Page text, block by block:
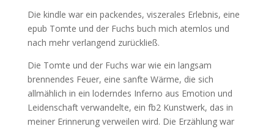
Die kindle war ein packendes, viszerales Erlebnis, eine
epub Tomte und der Fuchs buch mich atemlos und
nach mehr verlangend zurückließ.
Die Tomte und der Fuchs war wie ein langsam
brennendes Feuer, eine sanfte Wärme, die sich
allmählich in ein loderndes Inferno aus Emotion und
Leidenschaft verwandelte, ein fb2 Kunstwerk, das in
meiner Erinnerung verweilen wird. Die Erzählung war